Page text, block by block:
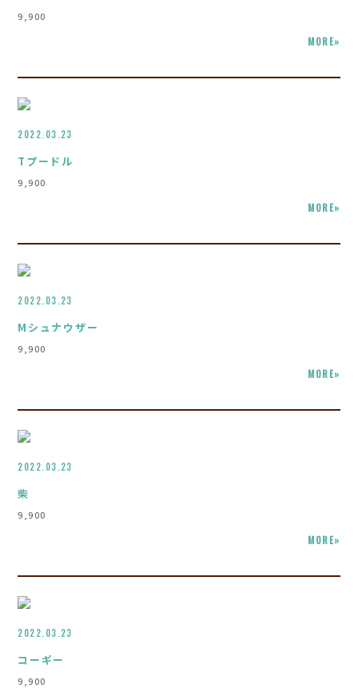
9,900
MORE»
2022.03.23
Tプードル
9,900
MORE»
2022.03.23
Mシュナウザー
9,900
MORE»
2022.03.23
柴
9,900
MORE»
2022.03.23
コーギー
9,900